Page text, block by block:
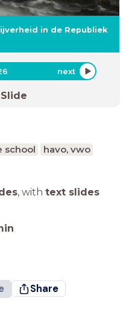
in de Republiek
next
Slide
school
havo, vwo
, with text slides
Share